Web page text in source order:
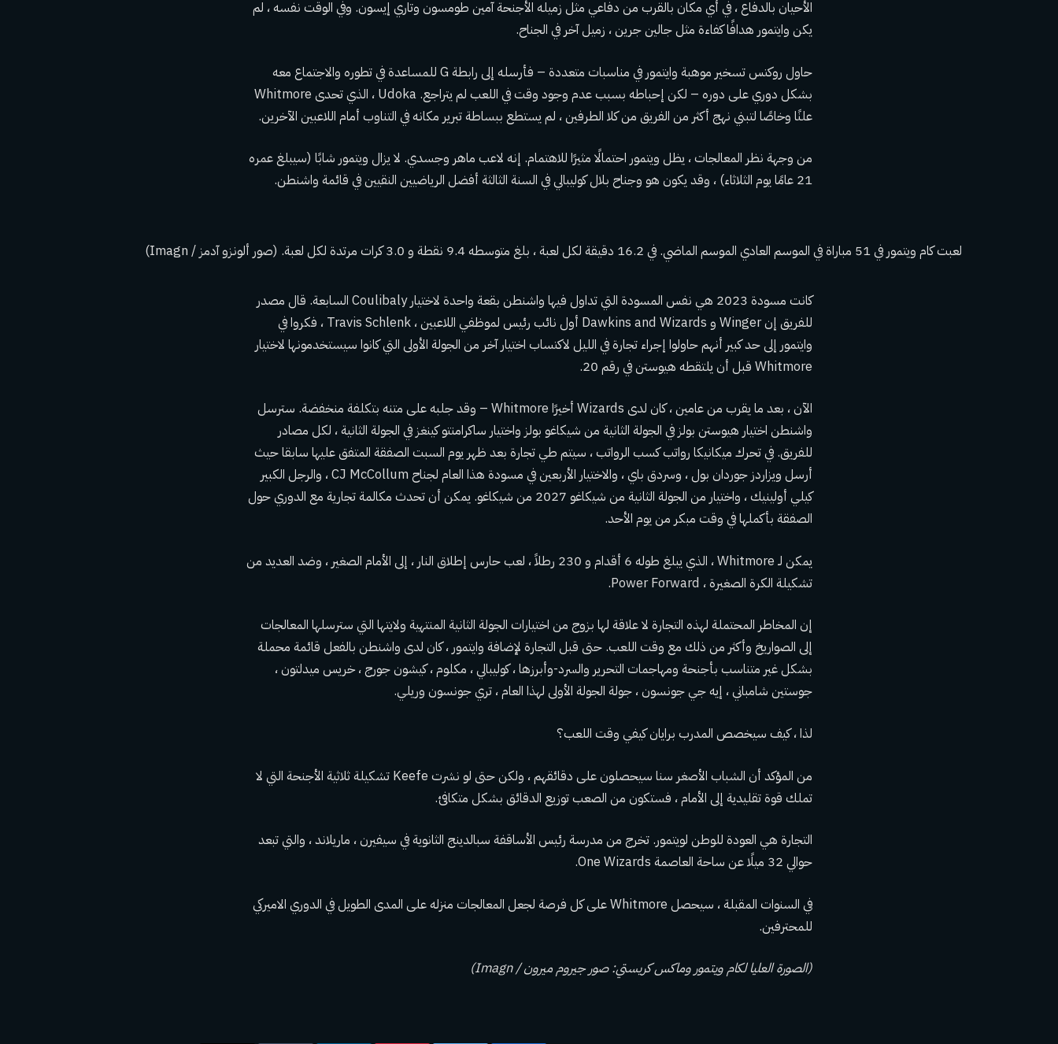
الأحيان بالدفاع ، في أي مكان بالقرب من دفاعي مثل زميله الأجنحة آمين طومسون وتاري إيسون. وفي الوقت نفسه ، لم
يكن وايتمور هدافًا كفاءة مثل جالين جرين ، زميل آخر في الجناح.
حاول روكتس تسخير موهبة وايتمور في مناسبات متعددة – فأرسله إلى رابطة G للمساعدة في تطوره والاجتماع معه
بشكل دوري على دوره – لكن إحباطه بسبب عدم وجود وقت في اللعب لم يتراجع. Udoka ، الذي تحدى Whitmore
علنًا وخاصًا لتبني نهج أكثر من الفريق من كلا الطرفين ، لم يستطع ببساطة تبرير مكانه في التناوب أمام اللاعبين الآخرين.
من وجهة نظر المعالجات ، يظل ويتمور احتمالًا مثيرًا للاهتمام. إنه لاعب ماهر وجسدي. لا يزال ويتمور شابًا (سيبلغ عمره
21 عامًا يوم الثلاثاء) ، وقد يكون هو وجناح بلال كوليبالي في السنة الثالثة أفضل الرياضيين النقيين في قائمة واشنطن.
لعبت كام ويتمور في 51 مباراة في الموسم العادي الموسم الماضي. في 16.2 دقيقة لكل لعبة ، بلغ متوسطه 9.4 نقطة و 3.0 كرات مرتدة لكل لعبة. (صور ألونزو آدمز / Imagn)
كانت مسودة 2023 هي نفس المسودة التي تداول فيها واشنطن بقعة واحدة لاختيار Coulibaly السابعة. قال مصدر
للفريق إن Winger و Dawkins and Wizards أول نائب رئيس لموظفي اللاعبين ، Travis Schlenk ، فكروا في
وايتمور إلى حد كبير أنهم حاولوا إجراء تجارة في الليل لاكتساب اختيار آخر من الجولة الأولى التي كانوا سيستخدمونها لاختيار
Whitmore قبل أن يلتقطه هيوستن في رقم 20.
الآن ، بعد ما يقرب من عامين ، كان لدى Wizards أخيرًا Whitmore – وقد جلبه على متنه بتكلفة منخفضة. سترسل
واشنطن اختيار هيوستن بولز في الجولة الثانية من شيكاغو بولز واختيار ساكرامنتو كينغز في الجولة الثانية ، لكل مصادر
للفريق. في تحرك ميكانيكا رواتب كسب الرواتب ، سيتم طي تجارة بعد ظهر يوم السبت الصفقة المتفق عليها سابقاحيث
أرسل ويزاردز جوردان بول ، وسردق باي ، والاختيار الأربعين في مسودة هذا العام لجناح CJ McCollum ، والرجل الكبير
كيلي أولينيك ، واختيار من الجولة الثانية من شيكاغو 2027 من شيكاغو. يمكن أن تحدث مكالمة تجارية مع الدوري حول
الصفقة بأكملها في وقت مبكر من يوم الأحد.
يمكن لـ Whitmore ، الذي يبلغ طوله 6 أقدام و 230 رطلاً ، لعب حارس إطلاق النار ، إلى الأمام الصغير ، وضد العديد من
تشكيلة الكرة الصغيرة ، Power Forward.
إن المخاطر المحتملة لهذه التجارة لا علاقة لها بزوج من اختيارات الجولة الثانية المنتهية ولايتها التي سترسلها المعالجات
إلى الصواريخ وأكثر من ذلك مع وقت اللعب. حتى قبل التجارة لإضافة وايتمور ، كان لدى واشنطن بالفعل قائمة محملة
بشكل غير متناسب بأجنحة ومهاجمات التحرير والسرد-وأبرزها ، كوليبالي ، مكلوم ، كيشون جورج ، خريس ميدلتون ،
جوستين شامباني ، إيه جي جونسون ، جولة الجولة الأولى لهذا العام ، تري جونسون وريلي.
لذا ، كيف سيخصص المدرب برايان كيفي وقت اللعب؟
من المؤكد أن الشباب الأصغر سنا سيحصلون على دقائقهم ، ولكن حتى لو نشرت Keefe تشكيلة ثلاثية الأجنحة التي لا
تملك قوة تقليدية إلى الأمام ، فستكون من الصعب توزيع الدقائق بشكل متكافئ.
التجارة هي العودة للوطن لويتمور. تخرج من مدرسة رئيس الأساقفة سبالدينج الثانوية في سيفيرن ، ماريلاند ، والتي تبعد
حوالي 32 ميلًا عن ساحة العاصمة One Wizards.
في السنوات المقبلة ، سيحصل Whitmore على كل فرصة لجعل المعالجات منزله على المدى الطويل في الدوري الاميركي
للمحترفين.
(الصورة العليا لكام ويتمور وماكس كريستي: صور جيروم ميرون / Imagn)